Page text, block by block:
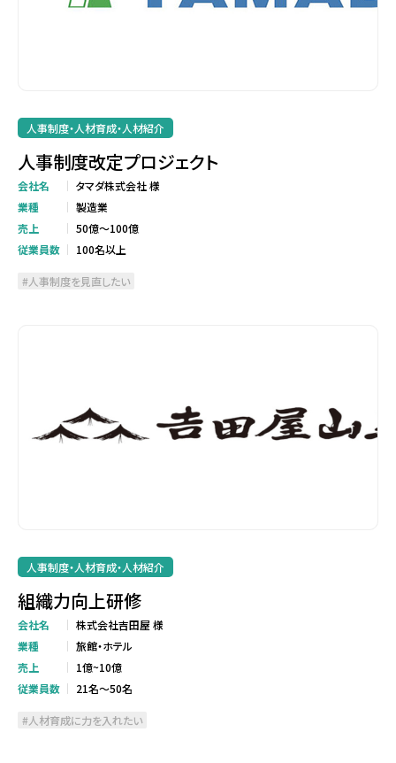
人事制度・人材育成・人材紹介
人事制度改定プロジェクト
会社名
タマダ株式会社 様
業種
製造業
売上
50億～100億
従業員数
100名以上
人事制度を見直したい
人事制度・人材育成・人材紹介
組織力向上研修
会社名
株式会社吉田屋 様
業種
旅館・ホテル
売上
1億~10億
従業員数
21名～50名
人材育成に力を入れたい